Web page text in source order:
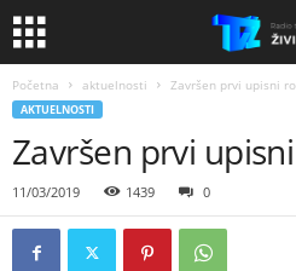
Početna aktuelnosti Završen prvi upisni
AKTUELNOSTI
Završen prvi
11/03/2019 1439 0